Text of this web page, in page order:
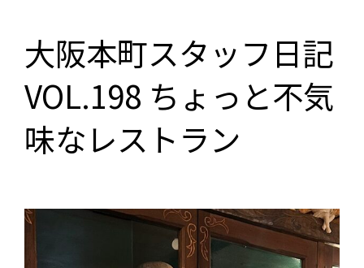
大阪本町スタッフ日記
VOL.198 ちょっと不気
味なレストラン